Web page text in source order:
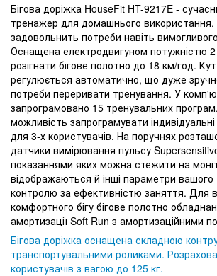
Бігова доріжка HouseFit HT-9217E -
тренажер для домашнього використання,
задовольнить потреби навіть
Оснащена електродвигуном потужністю
розігнати бігове полотно до 18 км/год.
регулюється автоматично, що дуже
потреби переривати тренування. У
запрограмовано 15 тренувальних
можливість запрограмувати
для 3-х користувачів. На поручнях
датчики вимірювання пульсу
показаннями яких можна стежити на
відображаються й інші параметри
контролю за ефективністю заняття. Для
комфортного бігу бігове полотно
амортизації Soft Run з амортизаційними
Бігова доріжка оснащена складною
транспортувальними роликами.
користувачів з вагою до 125 кг.